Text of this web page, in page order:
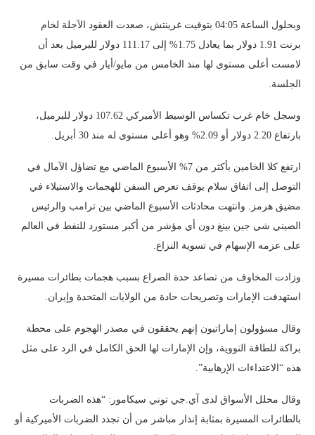
وبحلول الساعة 04:05 بتوقيت غرينتش، صعدت العقود الآجلة لخام
برنت 1.91 دولار بما يعادل 1.75% إلى 111.17 دولار للبرميل بعد أن
لامست أعلى مستوى لها منذ الخامس من مايو/أيار في وقت سابق من
الجلسة.
وسجل خام غرب تكساس الوسيط الأميركي 107.62 دولار للبرميل،
بارتفاع 2.20 دولار أو 2.09% وهو أعلى مستوى له منذ 30 أبريل.
ارتفع كلا الخامين بأكثر من 7% الأسبوع الماضي مع تضاؤل الآمال في
التوصل إلى اتفاق سلام يوقف تعرض السفن للهجمات والاستيلاء في
مضيق هرمز. وانتهت محادثات الأسبوع الماضي بين ترامب والرئيس
الصيني شي جين بينغ دون أي مؤشر من أكبر مستورد للنفط في العالم
على عزمه الإسهام في تسوية النزاع.
وزادت المخاوف من تصاعد حدة الصراع بسبب هجمات بطائرات مسيرة
استهدفت الإمارات وتصريحات حادة من الولايات المتحدة وإيران.
وقال مسؤولون إماراتيون إنهم يحققون في مصدر الهجوم على محطة
براكة للطاقة النووية، وإن الإمارات لها الحق الكامل في الرد على مثل
هذه “الاعتداءات الإرهابية”.
وقال محلل الأسواق لدى آي.جي توني سيكامور: “هذه الضربات
بالطائرات المسيرة بمثابة إنذار مباشر من أن تجدد الضربات الأميركية أو